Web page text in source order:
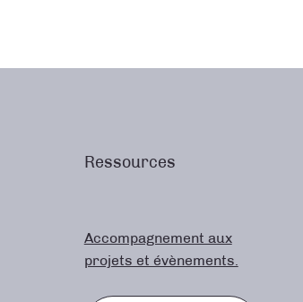
Ressources
Accompagnement aux
projets et évènements.